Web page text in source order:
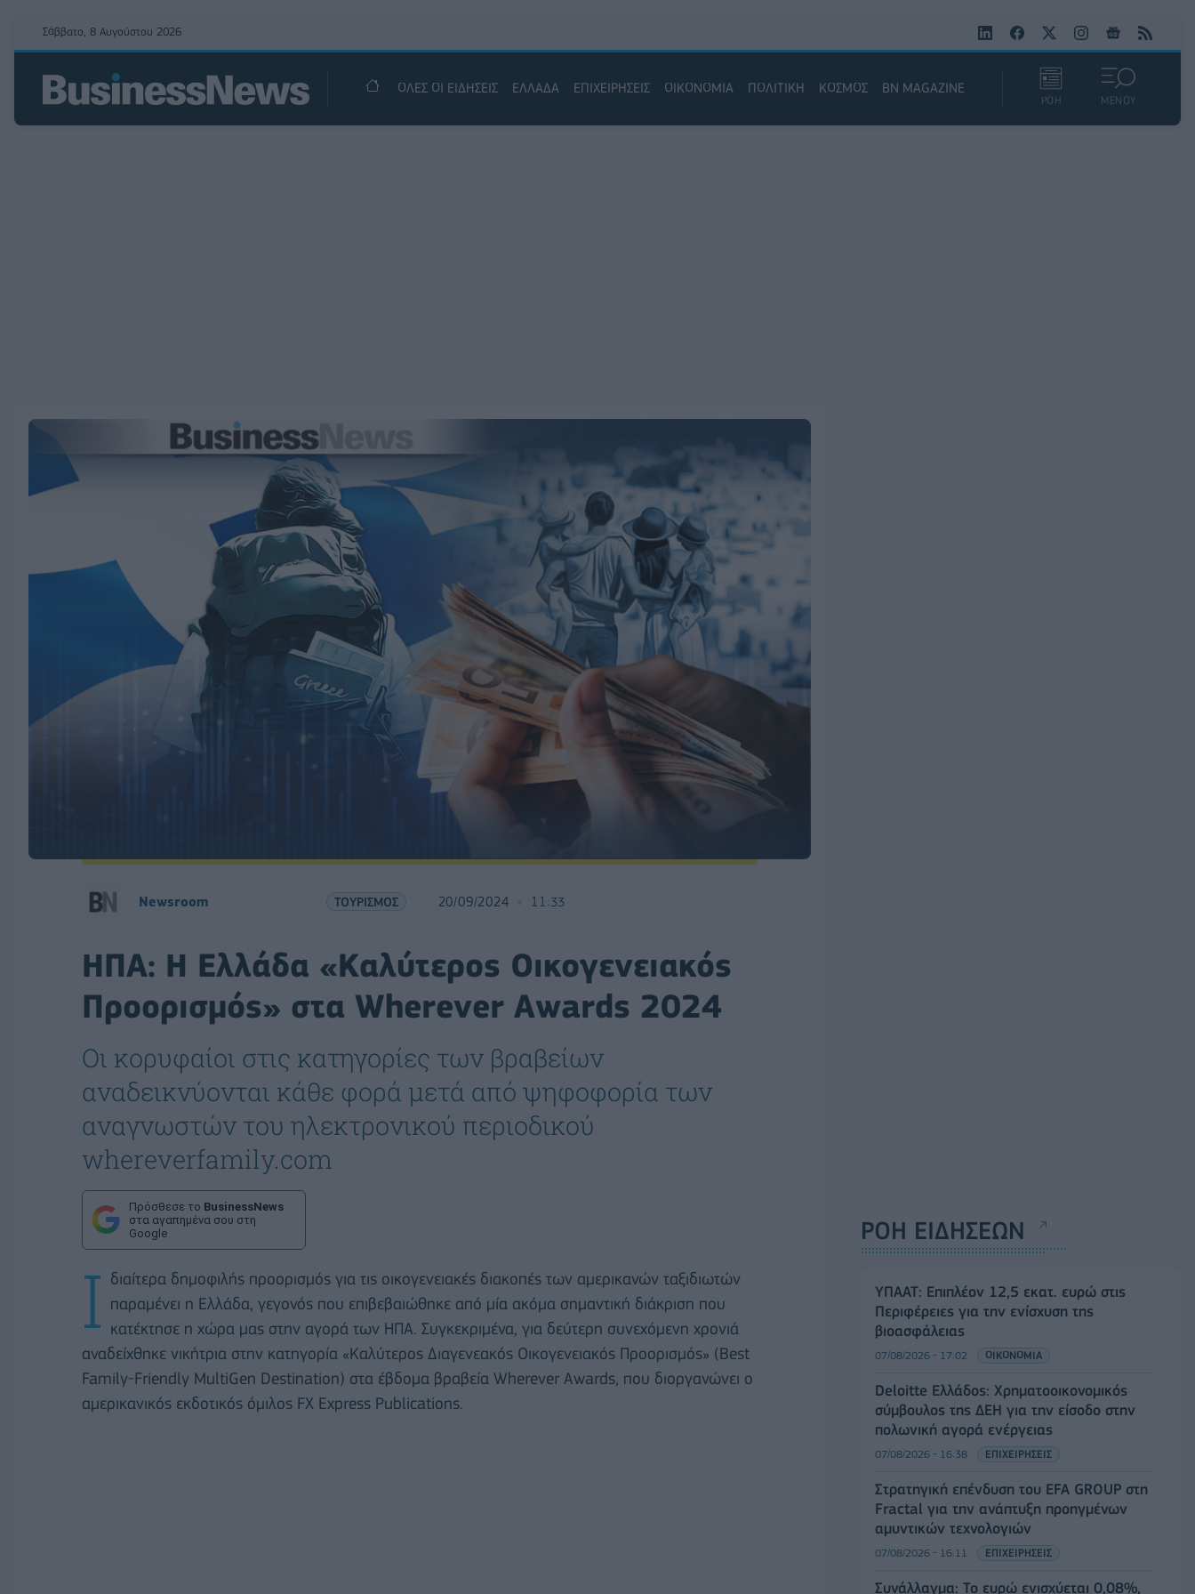
Σάββατο, 8 Αυγούστου 2026
ΟΛΕΣ ΟΙ ΕΙΔΗΣΕΙΣ ΕΛΛΑΔΑ ΕΠΙΧΕΙΡΗΣΕΙΣ ΟΙΚΟΝΟΜΙΑ ΠΟΛΙΤΙΚΗ ΚΟΣΜΟΣ BN MAGAZINE
ΡΟΗ ΜΕΝΟΥ
Newsroom ΤΟΥΡΙΣΜΟΣ 20/09/2024 11:33
ΗΠΑ: Η Ελλάδα «Καλύτερος Οικογενειακός
Προορισμός» στα Wherever Awards 2024
Οι κορυφαίοι στις κατηγορίες των βραβείων
αναδεικνύονται κάθε φορά μετά από ψηφοφορία των
αναγνωστών του ηλεκτρονικού περιοδικού
whereverfamily.com
Πρόσθεσε το BusinessNews
στα αγαπημένα σου στη
Google
I διαίτερα δημοφιλής προορισμός για τις οικογενειακές διακοπές των αμερικανών ταξιδιωτών
παραμένει η Ελλάδα, γεγονός που επιβεβαιώθηκε από μία ακόμα σημαντική διάκριση που
κατέκτησε η χώρα μας στην αγορά των ΗΠΑ. Συγκεκριμένα, για δεύτερη συνεχόμενη χρονιά
αναδείχθηκε νικήτρια στην κατηγορία «Καλύτερος Διαγενεακός Οικογενειακός Προορισμός» (Best
Family-Friendly MultiGen Destination) στα έβδομα βραβεία Wherever Awards, που διοργανώνει ο
αμερικανικός εκδοτικός όμιλος FX Express Publications.
ΡΟΗ ΕΙΔΗΣΕΩΝ
ΥΠΑΑΤ: Επιπλέον 12,5 εκατ. ευρώ στις
Περιφέρειες για την ενίσχυση της
βιοασφάλειας
07/08/2026 - 17:02 ΟΙΚΟΝΟΜΙΑ
Deloitte Ελλάδος: Χρηματοοικονομικός
σύμβουλος της ΔΕΗ για την είσοδο στην
πολωνική αγορά ενέργειας
07/08/2026 - 16:38 ΕΠΙΧΕΙΡΗΣΕΙΣ
Στρατηγική επένδυση του EFA GROUP στη
Fractal για την ανάπτυξη προηγμένων
αμυντικών τεχνολογιών
07/08/2026 - 16:11 ΕΠΙΧΕΙΡΗΣΕΙΣ
Συνάλλαγμα: Το ευρώ ενισχύεται 0,08%,